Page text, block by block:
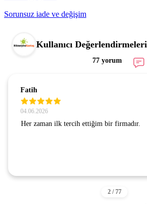
Sorunsuz iade ve değişim
Kullanıcı Değerlendirmeleri
77 yorum
Fatih
04.06.2026
Her zaman ilk tercih ettiğim bir firmadır.